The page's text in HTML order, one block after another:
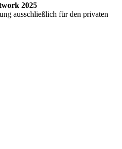
2025
ausschließlich für den privaten